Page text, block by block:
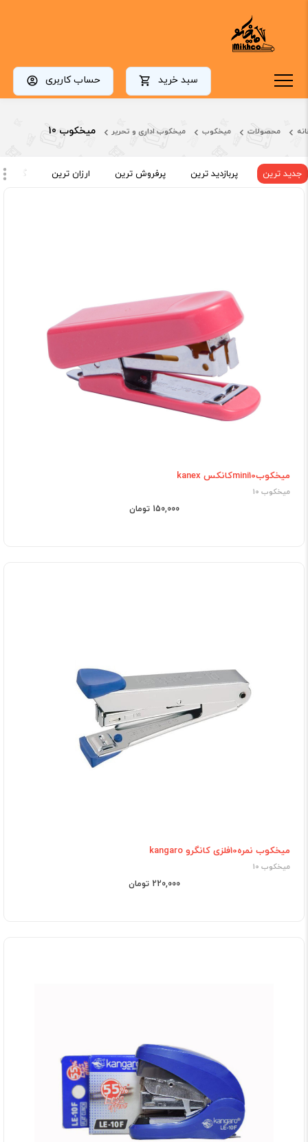
سبد خرید حساب کاربری
محصولات میخکوب میخکوب اداری و تحریر میخکوب 10
جدید ترین پربازدید ترین پرفروش ترین ارزان ترین گران
میخکوبmini10کانکس kanex
میخکوب 10
150,000 تومان
میخکوب نمره10فلزی کانگرو kangaro
میخکوب 10
220,000 تومان